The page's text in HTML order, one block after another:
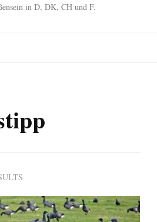
in D, DK, CH und F.